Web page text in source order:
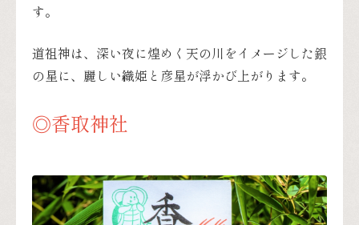
す。
道祖神は、深い夜に煌めく天の川をイメージした銀
の星に、麗しい織姫と彦星が浮かび上がります。
◎香取神社